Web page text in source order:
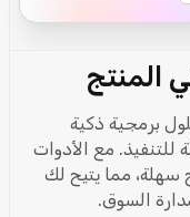
المنتج
برمجية ذكية
للتنفيذ. مع الأدوات
سهلة، مما يتيح لك
السوق.